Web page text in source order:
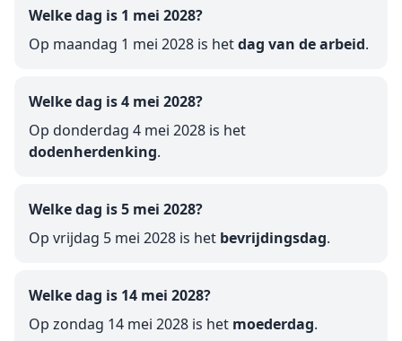
Welke dag is 1 mei 2028?
Op maandag 1 mei 2028 is hetdag van de arbeid.
Welke dag is 4 mei 2028?
Op donderdag 4 mei 2028 is het
dodenherdenking.
Welke dag is 5 mei 2028?
Op vrijdag 5 mei 2028 is het bevrijdingsdag.
Welke dag is 14 mei 2028?
Op zondag 14 mei 2028 is het moederdag.